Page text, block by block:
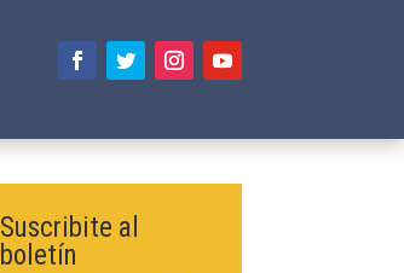
Suscribite al
boletín